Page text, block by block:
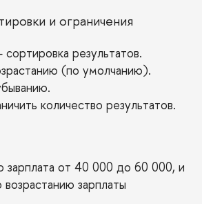
и ограничения
результатов.
(по умолчанию).
количество результатов.
зарплата от 40 000 до 60 000, и
зарплаты